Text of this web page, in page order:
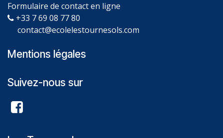
Formulaire de contact en ligne
+33 7 69 08 77 80
contact@ecolelestournesols.com
Mentions légales
Suivez-nous sur